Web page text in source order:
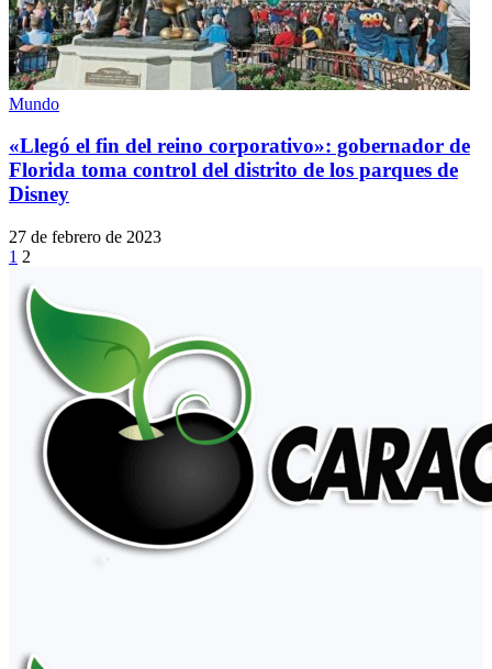
Mundo
«Llegó el fin del reino corporativo»: gobernador de
Florida toma control del distrito de los parques de
Disney
27 de febrero de 2023
1 2